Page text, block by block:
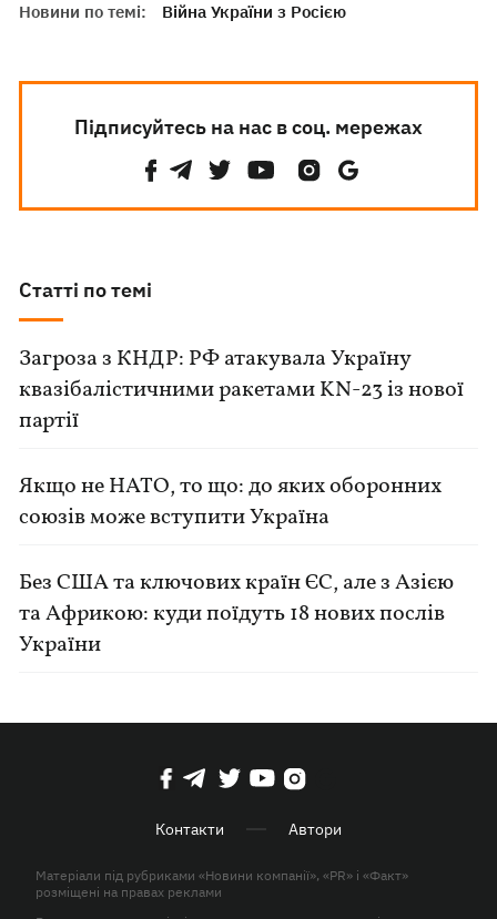
Новини по темі: Війна України з Росією
Підписуйтесь на нас в соц. мережах
Статті по темі
Загроза з КНДР: РФ атакувала Україну
квазібалістичними ракетами KN-23 із нової
партії
Якщо не НАТО, то що: до яких оборонних
союзів може вступити Україна
Без США та ключових країн ЄС, але з Азією
та Африкою: куди поїдуть 18 нових послів
України
Контакти Автори
Матеріали під рубриками «Новини компанії», «PR» і «Факт»
розміщені на правах реклами